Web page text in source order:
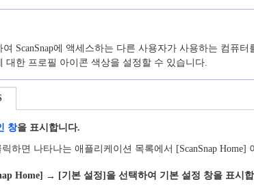
ScanSnap에 액세스하는 다른 사용자가 사용하는 컴퓨
대한 프로필 아이콘 색상을 설정할 수 있습니다.
창을 표시합니다.
릭하면 나타나는 애플리케이션 목록에서 [ScanSnap Home]
Home] → [기본 설정]을 선택하여 기본 설정 창을 표시